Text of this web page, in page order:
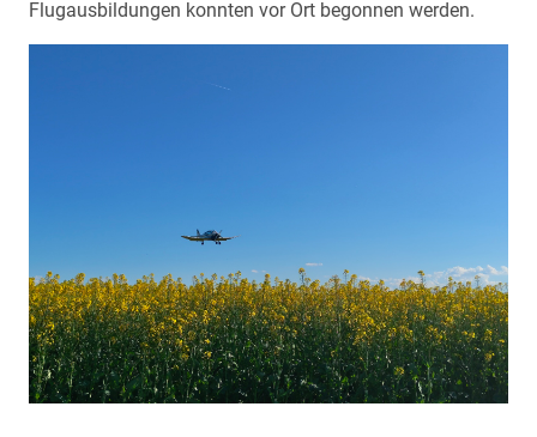
Flugausbildungen konnten vor Ort begonnen werden.